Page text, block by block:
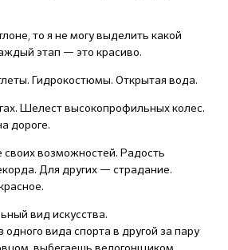
то я не могу выделить какой
этап — это красиво.
Гидрокостюмы. Открытая вода.
Шелест высокопрофильных колес.
дороге.
своих возможностей. Радость
Для других — страдание.
вид искусства.
вида спорта в другой за пару